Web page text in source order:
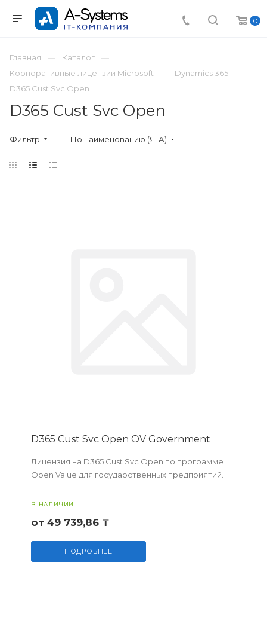
0
Главная
Каталог
Корпоративные лицензии Microsoft
Dynamics 365
D365 Cust Svc Open
D365 Cust Svc Open
Фильтр По наименованию (Я-А)
D365 Cust Svc Open OV Government
Лицензия на D365 Cust Svc Open по программе
Open Value для государственных предприятий.
В НАЛИЧИИ
от 49 739,86 ₸
ПОДРОБНЕЕ